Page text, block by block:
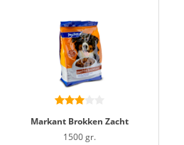
Markant Brokken Zacht
1500 gr.